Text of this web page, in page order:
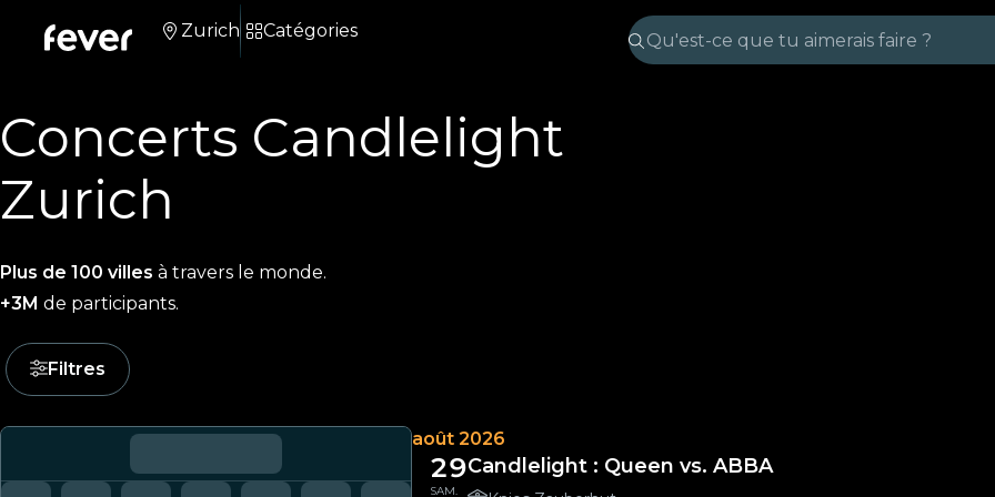
Zurich Catégories
Concerts Candlelight
Zurich
Plus de 100 villes à travers le monde.
+3M de participants.
Filtres
août 2026
29
SAM.
Candlelight : Queen vs. ABBA